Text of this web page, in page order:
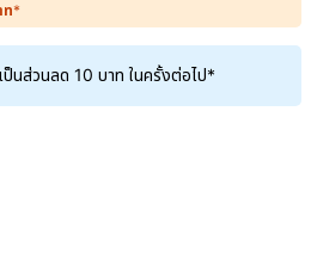
ท*
ป็นส่วนลด 10 บาท ในครั้งต่อไป*